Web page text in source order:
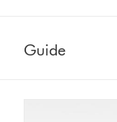
Guide